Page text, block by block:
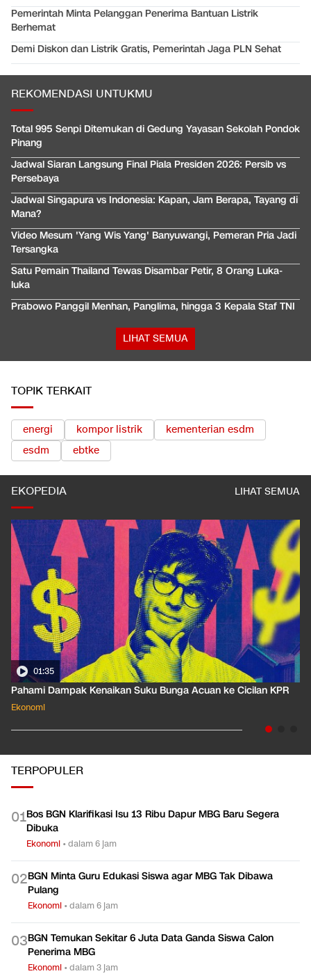
Pemerintah Minta Pelanggan Penerima Bantuan Listrik
Berhemat
Demi Diskon dan Listrik Gratis, Pemerintah Jaga PLN Sehat
REKOMENDASI UNTUKMU
Total 995 Senpi Ditemukan di Gedung Yayasan Sekolah Pondok
Pinang
Jadwal Siaran Langsung Final Piala Presiden 2026: Persib vs
Persebaya
Jadwal Singapura vs Indonesia: Kapan, Jam Berapa, Tayang di
Mana?
Video Mesum 'Yang Wis Yang' Banyuwangi, Pemeran Pria Jadi
Tersangka
Satu Pemain Thailand Tewas Disambar Petir, 8 Orang Luka-
luka
Prabowo Panggil Menhan, Panglima, hingga 3 Kepala Staf TNI
LIHAT SEMUA
TOPIK TERKAIT
energi kompor listrik
kementerian esdm
esdm
ebtke
EKOPEDIA LIHAT SEMUA
01:35
Pahami Dampak Kenaikan Suku Bunga Acuan ke Cicilan KPR
Ekonomi
TERPOPULER
01Bos BGN Klarifikasi Isu 13 Ribu Dapur MBG Baru Segera
Dibuka
Ekonomi •dalam 6 jam
02BGN Minta Guru Edukasi Siswa agar MBG Tak Dibawa
Pulang
Ekonomi •dalam 6 jam
03BGN Temukan Sekitar 6 Juta Data Ganda Siswa Calon
Penerima MBG
Ekonomi •dalam 3 jam